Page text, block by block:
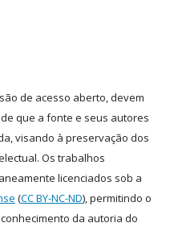
de acesso aberto, devem
que a fonte e seus autores
visando à preservação dos
Os trabalhos
licenciados sob a
(CC BY-NC-ND), permitindo o
da autoria do